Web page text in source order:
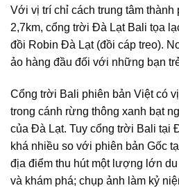
Với vị trí chỉ cách trung tâm thành
2,7km, cổng trời Đà Lạt Bali tọa
đồi Robin Đà Lạt (đồi cáp treo).
ảo hàng đầu đối với những bạn
Cổng trời Bali phiên bản Việt có
trong cánh rừng thông xanh bạt
của Đà Lạt. Tuy cổng trời Bali tại
khá nhiều so với phiên bản Gốc
địa điểm thu hút một lượng lớn
và khám phá; chụp ảnh làm kỷ